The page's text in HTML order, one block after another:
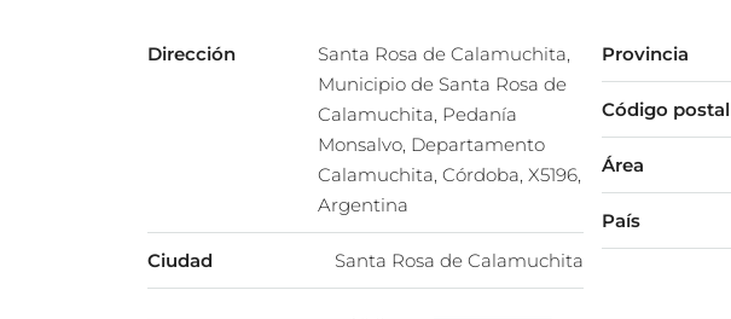
Dirección
Santa Rosa de Calamuchita,
Municipio de Santa Rosa de
Calamuchita, Pedanía
Monsalvo, Departamento
Calamuchita, Córdoba, X5196,
Argentina
Ciudad Santa Rosa de Calamuchita
Provincia
Código postal
Área
País